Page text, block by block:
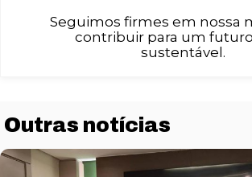
Seguimos firmes em nossa
contribuir para um
sustentável.
Outras notícias